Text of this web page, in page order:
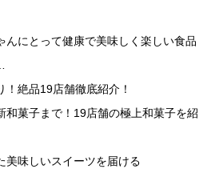
んにとって健康で美味しく楽しい食品
絶品19店舗徹底紹介！
和菓子まで！19店舗の極上和菓子を紹
美味しいスイーツを届ける